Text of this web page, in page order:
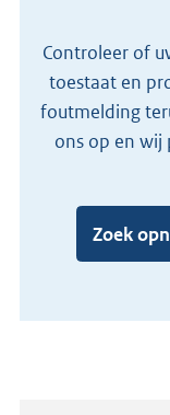
Controleer of
toestaat en
foutmelding
ons op en
Zoek